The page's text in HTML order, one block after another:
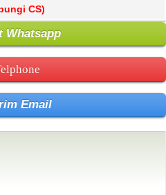
CS)
Whatsapp
Email